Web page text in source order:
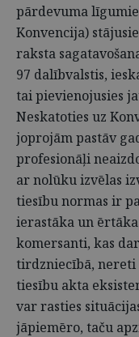
pārdevuma
Konvencija)
raksta
97 dalībvalstis,
tai pievienojusies
Neskatoties uz
joprojām pastāv
profesionāļi
ar nolūku izvēlas
tiesību normas ir
ierastāka un
komersanti, kas
tirdzniecībā, nereti
tiesību akta
var rasties
jāpiemēro, taču